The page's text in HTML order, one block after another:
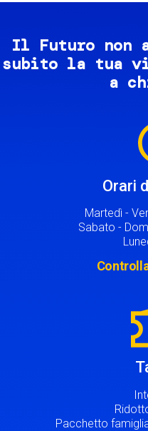
Il Futuro non
subito la tua
a
Orari
Martedì -
Sabato -
Pacchetto